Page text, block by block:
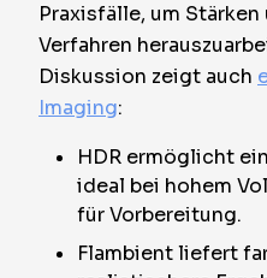
Praxisfälle, um
Verfahren
Diskussion zeigt auch
Imaging:
HDR ermöglicht
ideal bei hohem
für Vorbereitung.
Flambient liefert